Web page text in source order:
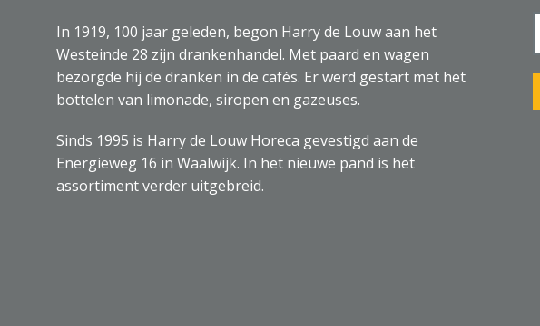
In 1919, 100 jaar geleden, begon Harry de Louw aan het
Westeinde 28 zijn drankenhandel. Met paard en wagen
bezorgde hij de dranken in de cafés. Er werd gestart met het
bottelen van limonade, siropen en gazeuses.
Sinds 1995 is Harry de Louw Horeca gevestigd aan de
Energieweg 16 in Waalwijk. In het nieuwe pand is het
assortiment verder uitgebreid.